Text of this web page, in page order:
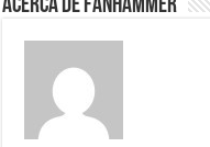
Acerca de fanhammer